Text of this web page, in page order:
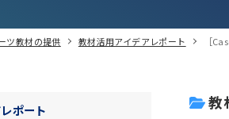
ツ教材の提供 教材活用アイデアレポート ［
教
ポート